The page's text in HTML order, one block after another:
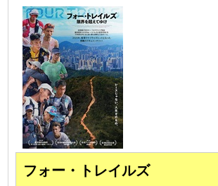
フォー・トレイルズ